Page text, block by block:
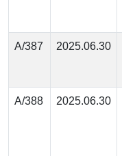
А/387 2025.06.30
А/388 2025.06.30